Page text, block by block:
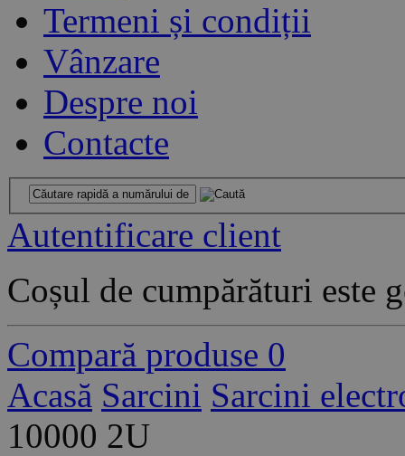
Termeni și condiții
Vânzare
Despre noi
Contacte
Autentificare client
Coșul de cumpărături este
Compară produse 0
Acasă Sarcini Sarcini
10000 2U